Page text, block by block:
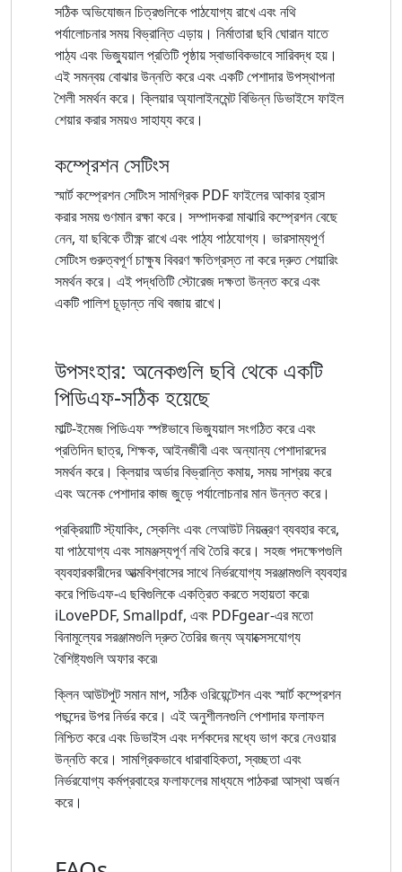
সঠিক অভিযোজন চিত্রগুলিকে পাঠযোগ্য রাখে এবং নথি
পর্যালোচনার সময় বিভ্রান্তি এড়ায়। নির্মাতারা ছবি ঘোরান যাতে
পাঠ্য এবং ভিজ্যুয়াল প্রতিটি পৃষ্ঠায় স্বাভাবিকভাবে সারিবদ্ধ হয়।
এই সমন্বয় বোঝার উন্নতি করে এবং একটি পেশাদার উপস্থাপনা
শৈলী সমর্থন করে। ক্লিয়ার অ্যালাইনমেন্ট বিভিন্ন ডিভাইসে ফাইল
শেয়ার করার সময়ও সাহায্য করে।
কম্প্রেশন সেটিংস
স্মার্ট কম্প্রেশন সেটিংস সামগ্রিক PDF ফাইলের আকার হ্রাস
করার সময় গুণমান রক্ষা করে। সম্পাদকরা মাঝারি কম্প্রেশন বেছে
নেন, যা ছবিকে তীক্ষ্ণ রাখে এবং পাঠ্য পাঠযোগ্য। ভারসাম্যপূর্ণ
সেটিংস গুরুত্বপূর্ণ চাক্ষুষ বিবরণ ক্ষতিগ্রস্ত না করে দ্রুত শেয়ারিং
সমর্থন করে। এই পদ্ধতিটি স্টোরেজ দক্ষতা উন্নত করে এবং
একটি পালিশ চূড়ান্ত নথি বজায় রাখে।
উপসংহার: অনেকগুলি ছবি থেকে একটি
পিডিএফ-সঠিক হয়েছে
মাল্টি-ইমেজ পিডিএফ স্পষ্টভাবে ভিজ্যুয়াল সংগঠিত করে এবং
প্রতিদিন ছাত্র, শিক্ষক, আইনজীবী এবং অন্যান্য পেশাদারদের
সমর্থন করে। ক্লিয়ার অর্ডার বিভ্রান্তি কমায়, সময় সাশ্রয় করে
এবং অনেক পেশাদার কাজ জুড়ে পর্যালোচনার মান উন্নত করে।
প্রক্রিয়াটি স্ট্যাকিং, স্কেলিং এবং লেআউট নিয়ন্ত্রণ ব্যবহার করে,
যা পাঠযোগ্য এবং সামঞ্জস্যপূর্ণ নথি তৈরি করে। সহজ পদক্ষেপগুলি
ব্যবহারকারীদের আত্মবিশ্বাসের সাথে নির্ভরযোগ্য সরঞ্জামগুলি ব্যবহার
করে পিডিএফ-এ ছবিগুলিকে একত্রিত করতে সহায়তা করে৷
iLovePDF, Smallpdf, এবং PDFgear-এর মতো
বিনামূল্যের সরঞ্জামগুলি দ্রুত তৈরির জন্য অ্যাক্সেসযোগ্য
বৈশিষ্ট্যগুলি অফার করে৷
ক্লিন আউটপুট সমান মাপ, সঠিক ওরিয়েন্টেশন এবং স্মার্ট কম্প্রেশন
পছন্দের উপর নির্ভর করে। এই অনুশীলনগুলি পেশাদার ফলাফল
নিশ্চিত করে এবং ডিভাইস এবং দর্শকদের মধ্যে ভাগ করে নেওয়ার
উন্নতি করে। সামগ্রিকভাবে ধারাবাহিকতা, স্বচ্ছতা এবং
নির্ভরযোগ্য কর্মপ্রবাহের ফলাফলের মাধ্যমে পাঠকরা আস্থা অর্জন
করে।